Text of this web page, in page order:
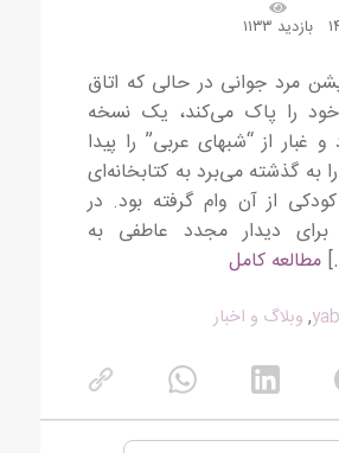
بازدید ۱۱۳۳
مرد جوانی در حالی که اتاق
خود را پاک می‌کند، یک نسخه
و غبار از “شبهای عربی” را پیدا
به گذشته می‌برد به کتابخانه‌ای
از آن وام گرفته بود. در
برای دیدار مجدد عاطفی به
مطالعه کامل
, وبلاگ و اخبار